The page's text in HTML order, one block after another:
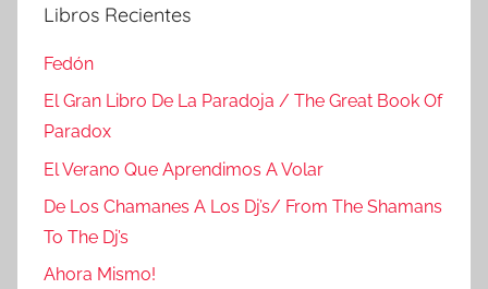
Libros Recientes
Fedón
El Gran Libro De La Paradoja / The Great Book Of
Paradox
El Verano Que Aprendimos A Volar
De Los Chamanes A Los Dj’s/ From The Shamans
To The Dj’s
Ahora Mismo!